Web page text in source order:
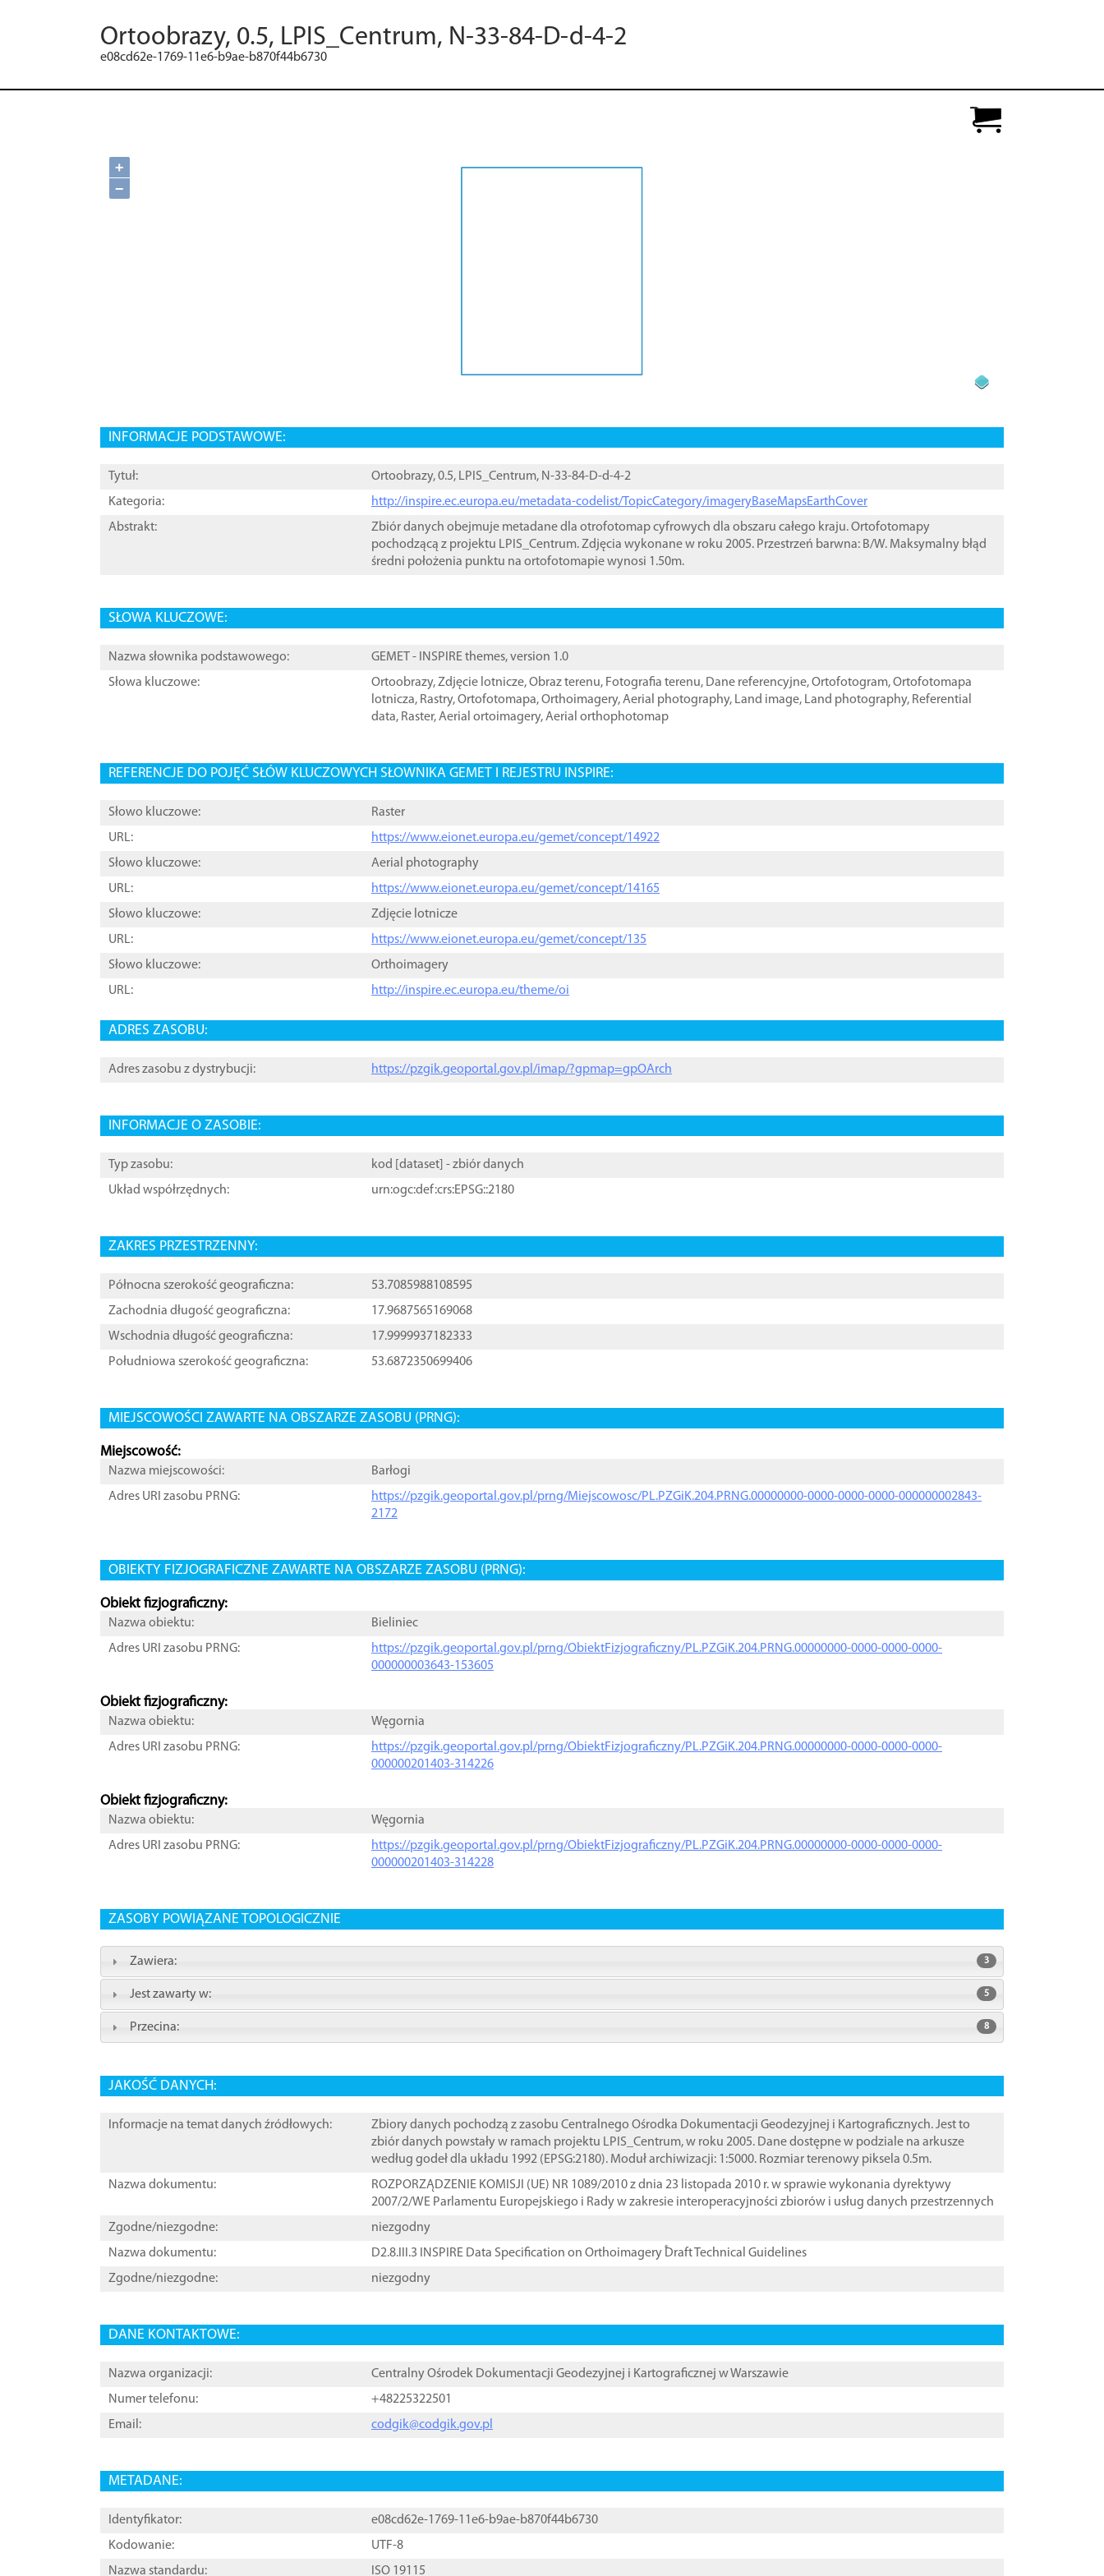
Ortoobrazy, 0.5, LPIS_Centrum, N-33-84-D-d-4-2
e08cd62e-1769-11e6-b9ae-b870f44b6730
+
−
INFORMACJE PODSTAWOWE:
Tytuł:
Ortoobrazy, 0.5, LPIS_Centrum, N-33-84-D-d-4-2
Kategoria:
http://inspire.ec.europa.eu/metadata-codelist/TopicCategory/imageryBaseMapsEarthCover
Abstrakt:
Zbiór danych obejmuje metadane dla otrofotomap cyfrowych dla obszaru całego kraju. Ortofotomapy
pochodzącą z projektu LPIS_Centrum. Zdjęcia wykonane w roku 2005. Przestrzeń barwna: B/W. Maksymalny błąd
średni położenia punktu na ortofotomapie wynosi 1.50m.
SŁOWA KLUCZOWE:
Nazwa słownika podstawowego:
GEMET - INSPIRE themes, version 1.0
Słowa kluczowe:
Ortoobrazy,Zdjęcie lotnicze,Obraz terenu, Fotografia terenu, Dane referencyjne,Ortofotogram,Ortofotomapa
lotnicza, Rastry,Ortofotomapa,Orthoimagery,Aerial photography, Land image, Land photography, Referential
data, Raster,Aerial ortoimagery,Aerial orthophotomap
REFERENCJE DO POJĘĆ SŁÓW KLUCZOWYCH SŁOWNIKA GEMET I REJESTRU INSPIRE:
Słowo kluczowe:
Raster
URL:
https://www.eionet.europa.eu/gemet/concept/14922
Słowo kluczowe:
Aerial photography
URL:
https://www.eionet.europa.eu/gemet/concept/14165
Słowo kluczowe:
Zdjęcie lotnicze
URL:
https://www.eionet.europa.eu/gemet/concept/135
Słowo kluczowe:
Orthoimagery
URL:
http://inspire.ec.europa.eu/theme/oi
ADRES ZASOBU:
Adres zasobu z dystrybucji: https://pzgik.geoportal.gov.pl/imap/?gpmap=gpOArch
INFORMACJE O ZASOBIE:
Typ zasobu: kod [ dataset ] - zbiór danych
Układ współrzędnych:
urn:ogc:def:crs:EPSG::2180
ZAKRES PRZESTRZENNY:
Północna szerokość geograficzna:
53.7085988108595
Zachodnia długość geograficzna:
17.9687565169068
Wschodnia długość geograficzna:
17.9999937182333
Południowa szerokość geograficzna:
53.6872350699406
MIEJSCOWOŚCI ZAWARTE NA OBSZARZE ZASOBU (PRNG):
Miejscowość:
Nazwa miejscowości:
Barłogi
Adres URI zasobu PRNG:
https://pzgik.geoportal.gov.pl/prng/Miejscowosc/PL.PZGiK.204.PRNG.00000000-0000-0000-0000-000000002843-
2172
OBIEKTY FIZJOGRAFICZNE ZAWARTE NA OBSZARZE ZASOBU (PRNG):
Obiekt fizjograficzny:
Nazwa obiektu:
Bieliniec
Adres URI zasobu PRNG:
https://pzgik.geoportal.gov.pl/prng/ObiektFizjograficzny/PL.PZGiK.204.PRNG.00000000-0000-0000-0000-
000000003643-153605
Obiekt fizjograficzny:
Nazwa obiektu:
Węgornia
Adres URI zasobu PRNG:
https://pzgik.geoportal.gov.pl/prng/ObiektFizjograficzny/PL.PZGiK.204.PRNG.00000000-0000-0000-0000-
000000201403-314226
Obiekt fizjograficzny:
Nazwa obiektu:
Węgornia
Adres URI zasobu PRNG:
https://pzgik.geoportal.gov.pl/prng/ObiektFizjograficzny/PL.PZGiK.204.PRNG.00000000-0000-0000-0000-
000000201403-314228
ZASOBY POWIĄZANE TOPOLOGICZNIE
Zawiera: 3
Jest zawarty w: 5
Przecina: 8
JAKOŚĆ DANYCH:
Informacje na temat danych źródłowych:
Zbiory danych pochodzą z zasobu Centralnego Ośrodka Dokumentacji Geodezyjnej i Kartograficznych. Jest to
zbiór danych powstały w ramach projektu LPIS_Centrum, w roku 2005. Dane dostępne w podziale na arkusze
według godeł dla układu 1992 (EPSG:2180). Moduł archiwizacji: 1:5000. Rozmiar terenowy piksela 0.5m.
Nazwa dokumentu:
ROZPORZĄDZENIE KOMISJI (UE) NR 1089/2010 z dnia 23 listopada 2010 r. w sprawie wykonania dyrektywy
2007/2/WE Parlamentu Europejskiego i Rady w zakresie interoperacyjności zbiorów i usług danych przestrzennych
Zgodne/niezgodne:
niezgodny
Nazwa dokumentu:
D2.8.III.3 INSPIRE Data Specification on Orthoimagery ֠Draft Technical Guidelines
Zgodne/niezgodne:
niezgodny
DANE KONTAKTOWE:
Nazwa organizacji:
Centralny Ośrodek Dokumentacji Geodezyjnej i Kartograficznej w Warszawie
Numer telefonu:
+48225322501
Email:
codgik@codgik.gov.pl
METADANE:
Identyfikator:
e08cd62e-1769-11e6-b9ae-b870f44b6730
Kodowanie:
UTF-8
Nazwa standardu:
ISO 19115